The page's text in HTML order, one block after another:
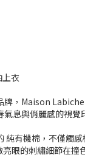
上衣
牌，Maison
息與俏麗感的視
純有機棉，不僅觸
眼的刺繡細節在